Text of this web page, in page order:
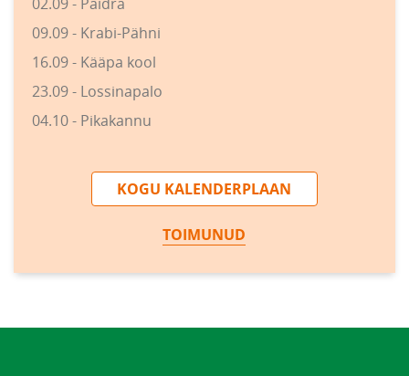
09.09 - Krabi-Pähni
16.09 - Kääpa kool
23.09 - Lossinapalo
04.10 - Pikakannu
KOGU KALENDERPLAAN
TOIMUNUD